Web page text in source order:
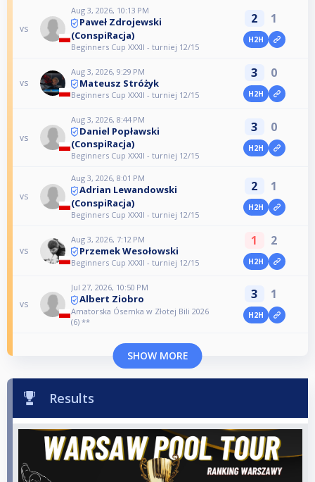
vs
Aug 3, 2026, 10:13 PM
Paweł Zdrojewski
(ConspiRacja)
Beginners Cup XXXII - turniej 12/15
2 1
H2H
vs
Aug 3, 2026, 9:29 PM
Mateusz Stróżyk
Beginners Cup XXXII - turniej 12/15
3 0
H2H
vs
Aug 3, 2026, 8:44 PM
Daniel Popławski
(ConspiRacja)
Beginners Cup XXXII - turniej 12/15
3 0
H2H
vs
Aug 3, 2026, 8:01 PM
Adrian Lewandowski
(ConspiRacja)
Beginners Cup XXXII - turniej 12/15
2 1
H2H
vs
Aug 3, 2026, 7:12 PM
Przemek Wesołowski
Beginners Cup XXXII - turniej 12/15
1 2
H2H
vs
Jul 27, 2026, 10:50 PM
Albert Ziobro
Amatorska Ósemka w Złotej Bili 2026
(6) **
3 1
H2H
SHOW MORE
Results